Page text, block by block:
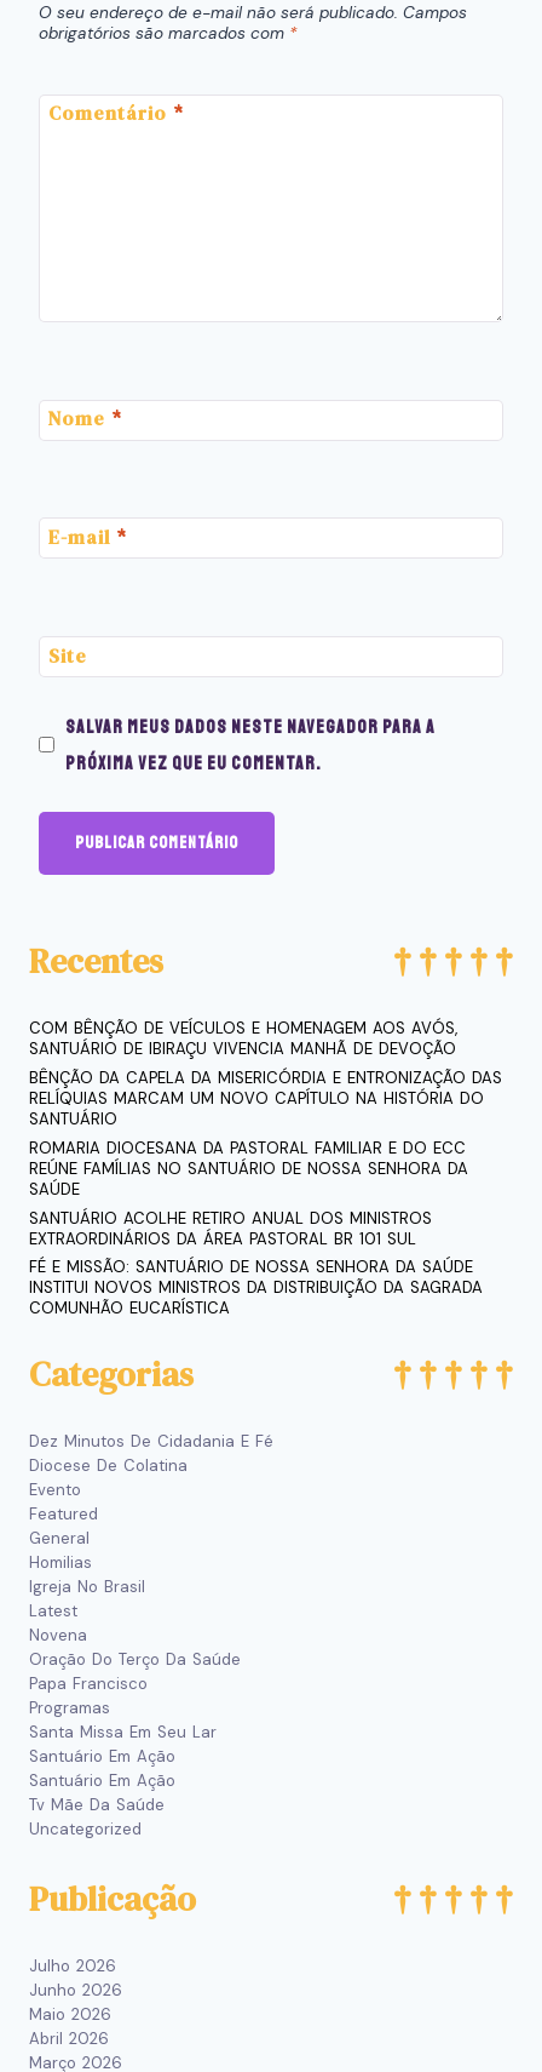
O seu endereço de e-mail não será publicado. Campos
obrigatórios são marcados com *
Comentário *
Nome *
E-mail *
Site
Salvar meus dados neste navegador para a
próxima vez que eu comentar.
Recentes
COM BÊNÇÃO DE VEÍCULOS E HOMENAGEM AOS AVÓS,
SANTUÁRIO DE IBIRAÇU VIVENCIA MANHÃ DE DEVOÇÃO
BÊNÇÃO DA CAPELA DA MISERICÓRDIA E ENTRONIZAÇÃO DAS
RELÍQUIAS MARCAM UM NOVO CAPÍTULO NA HISTÓRIA DO
SANTUÁRIO
ROMARIA DIOCESANA DA PASTORAL FAMILIAR E DO ECC
REÚNE FAMÍLIAS NO SANTUÁRIO DE NOSSA SENHORA DA
SAÚDE
SANTUÁRIO ACOLHE RETIRO ANUAL DOS MINISTROS
EXTRAORDINÁRIOS DA ÁREA PASTORAL BR 101 SUL
FÉ E MISSÃO: SANTUÁRIO DE NOSSA SENHORA DA SAÚDE
INSTITUI NOVOS MINISTROS DA DISTRIBUIÇÃO DA SAGRADA
COMUNHÃO EUCARÍSTICA
Categorias
Dez Minutos De Cidadania E Fé
Diocese De Colatina
Evento
Featured
General
Homilias
Igreja No Brasil
Latest
Novena
Oração Do Terço Da Saúde
Papa Francisco
Programas
Santa Missa Em Seu Lar
Santuário Em Ação
Santuário Em Ação
Tv Mãe Da Saúde
Uncategorized
Publicação
Julho 2026
Junho 2026
Maio 2026
Abril 2026
Março 2026